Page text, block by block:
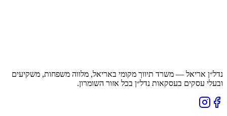
נדל״ן אריאל — משרד תיווך מקומי באריאל, מלווה משפחות, משקיעים
ובעלי עסקים בעסקאות נדל״ן בכל אזור השומרון.